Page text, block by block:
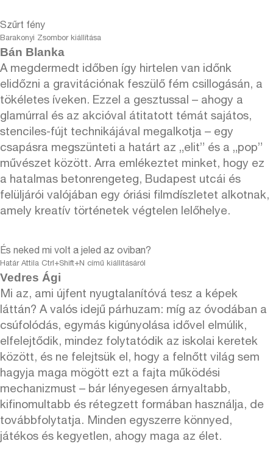
Szűrt fény
Barakonyi Zsombor kiállítása
Bán Blanka
A megdermedt időben így hirtelen van időnk
elidőzni a gravitációnak feszülő fém csillogásán, a
tökéletes íveken. Ezzel a gesztussal – ahogy a
glamúrral és az akcióval átitatott témát sajátos,
stenciles-fújt technikájával megalkotja – egy
csapásra megszünteti a határt az „elit” és a „pop”
művészet között. Arra emlékeztet minket, hogy ez
a hatalmas betonrengeteg, Budapest utcái és
felüljárói valójában egy óriási filmdíszletet alkotnak,
amely kreatív történetek végtelen lelőhelye.
És neked mi volt a jeled az oviban?
Határ Attila Ctrl+Shift+N című kiállításáról
Vedres Ági
Mi az, ami újfent nyugtalanítóvá tesz a képek
láttán? A valós idejű párhuzam: míg az óvodában a
csúfolódás, egymás kigúnyolása idővel elmúlik,
elfelejtődik, mindez folytatódik az iskolai keretek
között, és ne felejtsük el, hogy a felnőtt világ sem
hagyja maga mögött ezt a fajta működési
mechanizmust – bár lényegesen árnyaltabb,
kifinomultabb és rétegzett formában használja, de
továbbfolytatja. Minden egyszerre könnyed,
játékos és kegyetlen, ahogy maga az élet.